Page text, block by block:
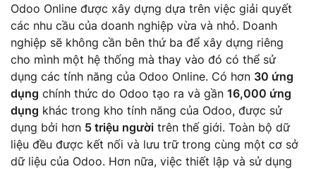
Odoo Online được xây dựng dựa trên việc giải quyết
các nhu cầu của doanh nghiệp vừa và nhỏ. Doanh
nghiệp sẽ không cần bên thứ ba để xây dựng riêng
cho mình một hệ thống mà thay vào đó có thể sử
dụng các tính năng của Odoo Online. Có hơn 30 ứng
dụng chính thức do Odoo tạo ra và gần 16,000 ứng
dụng khác trong kho tính năng của Odoo, được sử
dụng bởi hơn 5 triệu người trên thế giới. Toàn bộ dữ
liệu đều được kết nối và lưu trữ trong cùng một cơ sở
dữ liệu của Odoo. Hơn nữa, việc thiết lập và sử dụng